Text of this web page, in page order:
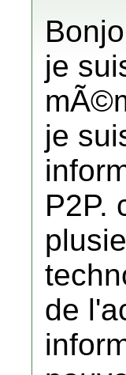
je
je
P2P.
de